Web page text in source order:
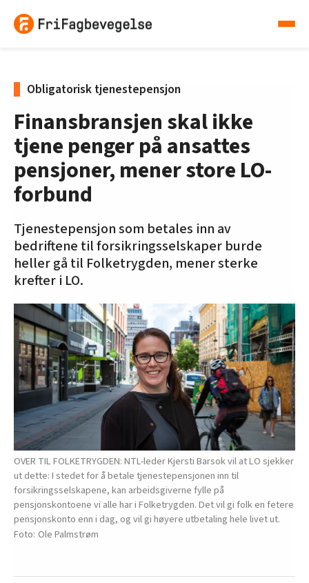
Obligatorisk tjenestepensjon
Finansbransjen skal ikke
tjene penger på ansattes
pensjoner, mener store LO-
forbund
Tjenestepensjon som betales inn av
bedriftene til forsikringsselskaper burde
heller gå til Folketrygden, mener sterke
krefter i LO.
OVER TIL FOLKETRYGDEN: NTL-leder Kjersti Barsok vil at LO sjekker
ut dette: I stedet for å betale tjenestepensjonen inn til
forsikringsselskapene, kan arbeidsgiverne fylle på
pensjonskontoene vi alle har i Folketrygden. Det vil gi folk en fetere
pensjonskonto enn i dag, og vil gi høyere utbetaling hele livet ut.
Ole Palmstrøm